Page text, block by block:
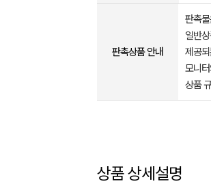
판촉상품 안내
판촉
일반
제공
모니
상품
상품 상세설명